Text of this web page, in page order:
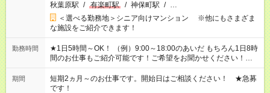
秋葉原駅 / 有楽町駅 / 神保町駅 / …
＜選べる勤務地＞シニア向けマンション ※他にもさまざま
な施設をご紹介できます！
勤務時間
★1日5時間～OK！ （例）9:00～18:00のあいだ もちろん1日8時
間のお仕事もご紹介可能です！ご希望をお聞かせください！★家
庭の都合でお休みが必要な場合も遠慮なくご相談ください。 ※
週最低15時間以上の勤務が必要です
期間
短期2ヵ月～のお仕事です。開始日はご相談ください！ ★急募
です！